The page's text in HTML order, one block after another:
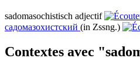
sadomasochistisch adjectif
садомазохистский (in Zssng.)
Contextes avec